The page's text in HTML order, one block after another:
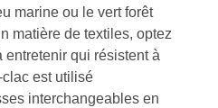
marine ou le vert forêt
matière de textiles, optez
entretenir qui résistent à
clac est utilisé
interchangeables en